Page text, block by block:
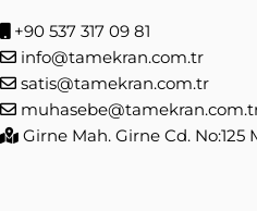
+90 537 317 09 81
info@tamekran.com.tr
satis@tamekran.com.tr
Girne Mah. Girne Cd.